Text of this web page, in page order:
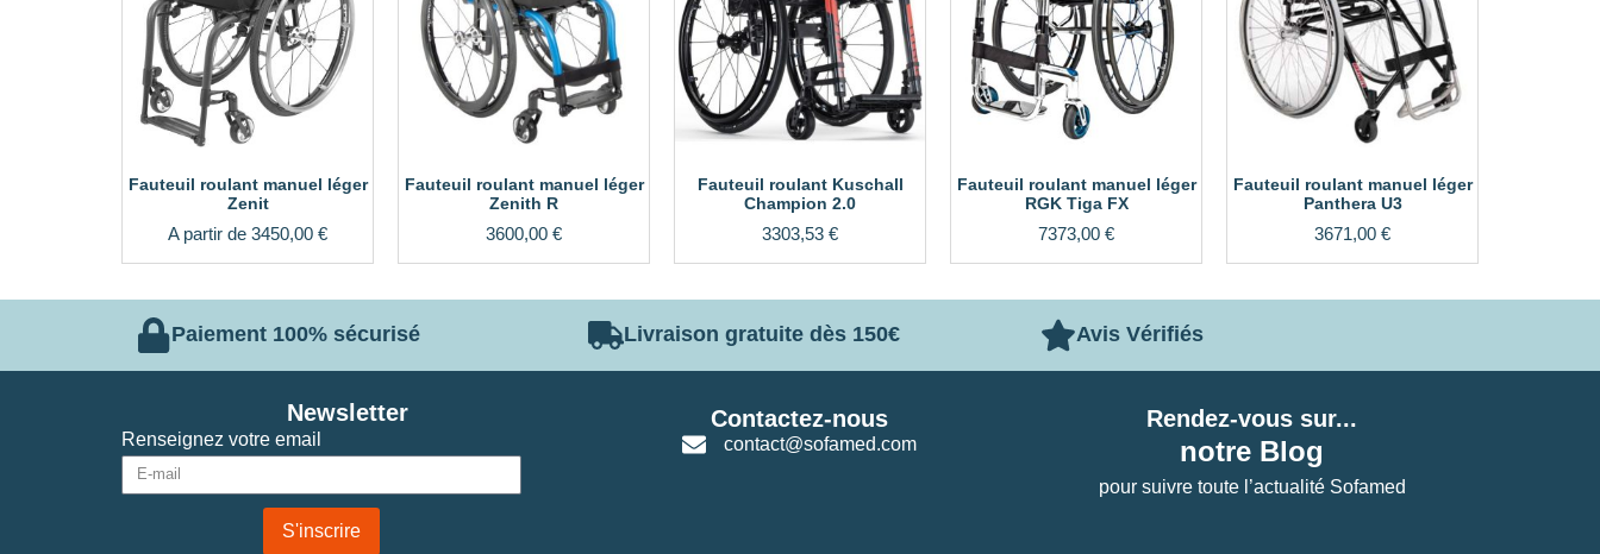
Fauteuil roulant manuel léger
Zenit
A partir de 3450,00 €
Fauteuil roulant manuel léger
Zenith R
3600,00 €
Fauteuil roulant Kuschall
Champion 2.0
3303,53 €
Fauteuil roulant manuel léger
RGK Tiga FX
7373,00 €
Fauteuil roulant manuel léger
Panthera U3
3671,00 €
Paiement 100% sécurisé Livraison gratuite dès 150€ Avis Vérifiés
Renseignez votre email
S'inscrire
Newsletter Contactez-nous
contact@sofamed.com
Rendez-vous sur...
notre Blog
pour suivre toute l’actualité Sofamed